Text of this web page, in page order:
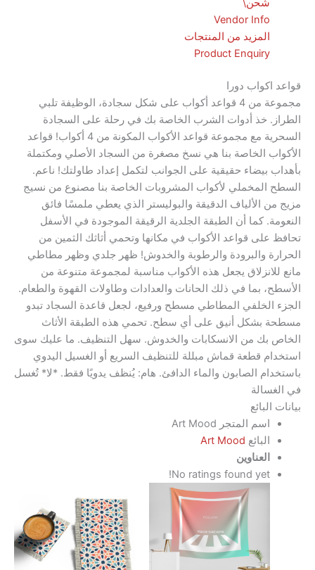
Vendor Info
المزيد من المنتجات
Product Enquiry
دورا
مجموعة من 4 قواعد أكواب على شكل سجادة، الوظيفة تلبي
خذ أدوات الشرب الخاصة بك في رحلة على السجادة
السحرية مع مجموعة قواعد الأكواب المكونة من 4 أكواب! قواعد
الخاصة بنا هي نسخ مصغرة من السجاد الأصلي ومكتملة
بيضاء حقيقية على الجوانب لتكمل إعداد طاولتك! ناعم.
لأكواب المشروبات الخاصة بنا مصنوع من نسيج
الألياف الدقيقة والبوليستر الذي يعطي ملمسًا فائق
كما أن الطبقة الجلدية الرقيقة الموجودة في الأسفل
قواعد الأكواب في مكانها وتحمي أثاثك الثمين من
والبرودة والرطوبة والخدوش! ظهر جلدي وظهر مطاطي
يجعل هذه الأكواب مناسبة لمجموعة متنوعة من
بما في ذلك الحانات والعدادات وطاولات القهوة والطعام.
المطاطي مسطح ورفيع، لجعل قاعدة السجاد تبدو
أنيق على أي سطح. تحمي هذه الطبقة الأثاث
من الانسكابات والخدوش. سهل التنظيف. ما عليك سوى
قطعة قماش مبللة للتنظيف السريع أو الغسيل اليدوي
الصابون والماء الدافئ. هام: يُنظف يدويًا فقط. *لا* تُغسل
اسم المتجر Art Mood
Art Mood
العناوين
No ratings found yet!